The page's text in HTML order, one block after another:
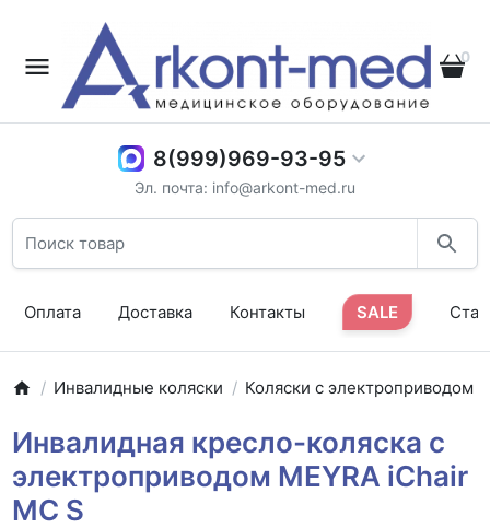
0
8(999)969-93-95
Эл. почта: info@arkont-med.ru
Оплата Доставка Контакты SALE
Инвалидные коляски Коляски с электроприводом
Инвалидная кресло-коляска с
электроприводом MEYRA iChair
MC S